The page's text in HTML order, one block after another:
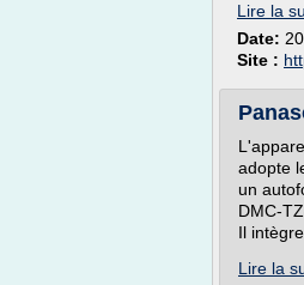
Lire la
Date:
Site :
adopte
un
DMC-
Il
Lire la